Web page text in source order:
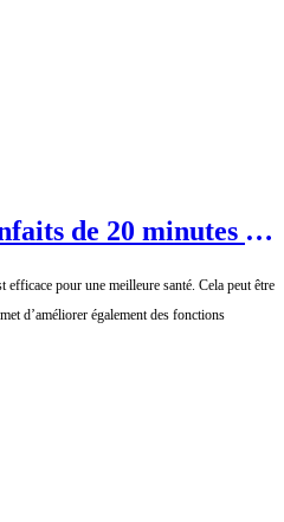
de 20 minutes de
pour une meilleure santé. Cela peut être
d’améliorer également des fonctions